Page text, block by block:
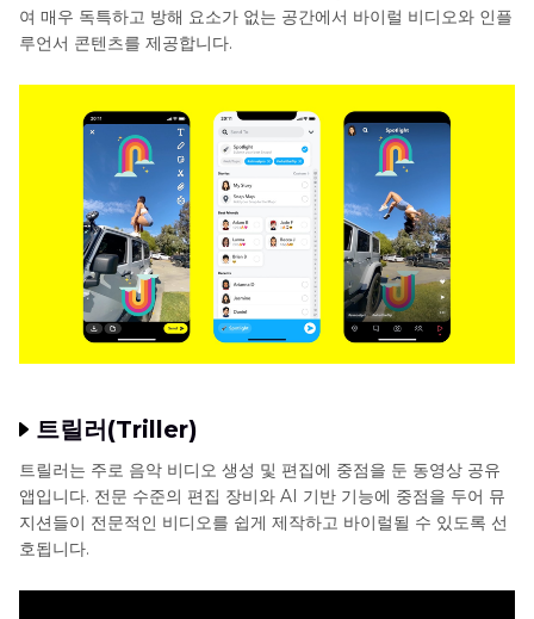
여 매우 독특하고 방해 요소가 없는 공간에서 바이럴 비디오와 인플
루언서 콘텐츠를 제공합니다.
트릴러(Triller)
트릴러는 주로 음악 비디오 생성 및 편집에 중점을 둔 동영상 공유
앱입니다. 전문 수준의 편집 장비와 AI 기반 기능에 중점을 두어 뮤
지션들이 전문적인 비디오를 쉽게 제작하고 바이럴될 수 있도록 선
호됩니다.